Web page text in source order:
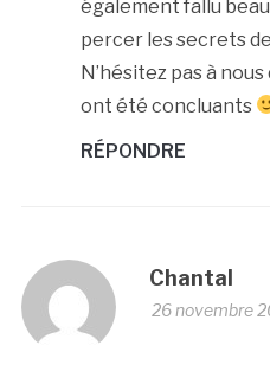
également fallu
percer les secrets
N’hésitez pas à
ont été concluants
RÉPONDRE
Chantal
26 novembre